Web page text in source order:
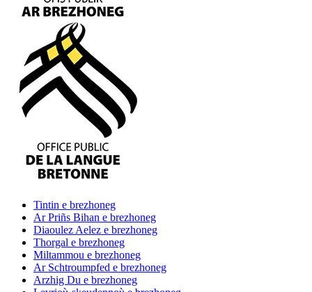
Tintin e brezhoneg
Ar Priñs Bihan e brezhoneg
Diaoulez Aelez e brezhoneg
Thorgal e brezhoneg
Miltammou e brezhoneg
Ar Schtroumpfed e brezhoneg
Arzhig Du e brezhoneg